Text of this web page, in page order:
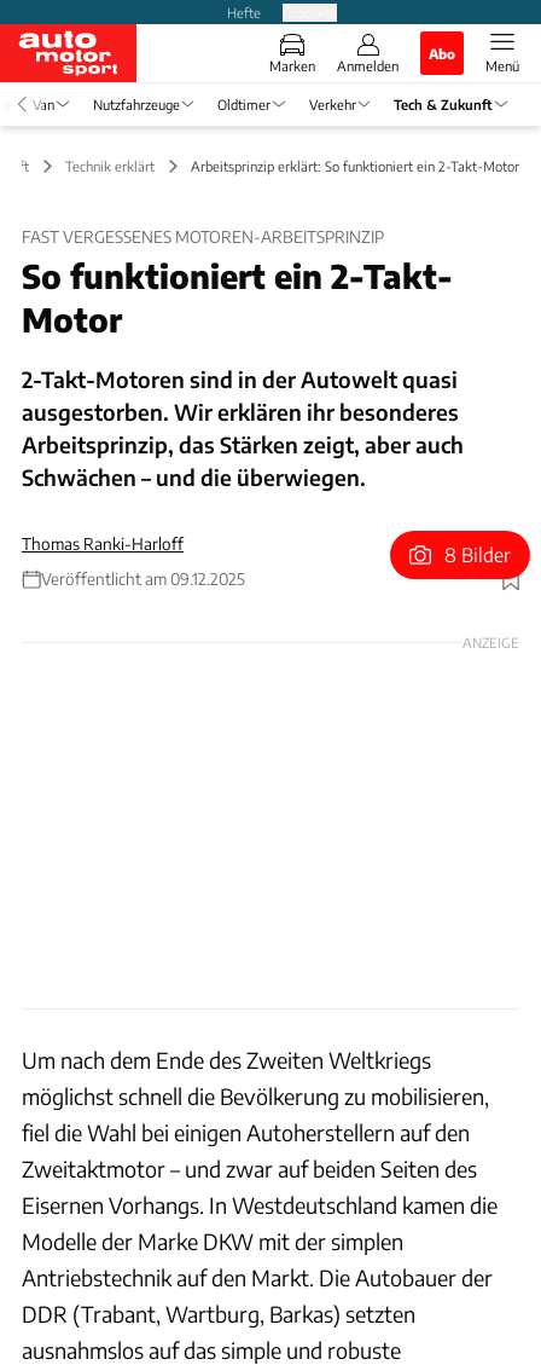
Hefte
Marken Anmelden
Abo
Menü
Van Nutzfahrzeuge Oldtimer Verkehr Tech & Zukunft
Technik erklärt Arbeitsprinzip erklärt: So funktioniert ein 2-Takt-Motor
FAST VERGESSENES MOTOREN-ARBEITSPRINZIP
So funktioniert ein 2-Takt-
Motor
2-Takt-Motoren sind in der Autowelt quasi
ausgestorben. Wir erklären ihr besonderes
Arbeitsprinzip, das Stärken zeigt, aber auch
Schwächen – und die überwiegen.
Thomas Ranki-Harloff
Veröffentlicht am 09.12.2025
Foto: Audi AG
8 Bilder
ANZEIGE
Um nach dem Ende des Zweiten Weltkriegs
möglichst schnell die Bevölkerung zu mobilisieren,
fiel die Wahl bei einigen Autoherstellern auf den
Zweitaktmotor – und zwar auf beiden Seiten des
Eisernen Vorhangs. In Westdeutschland kamen die
Modelle der Marke DKW mit der simplen
Antriebstechnik auf den Markt. Die Autobauer der
DDR (Trabant, Wartburg, Barkas) setzten
ausnahmslos auf das simple und robuste